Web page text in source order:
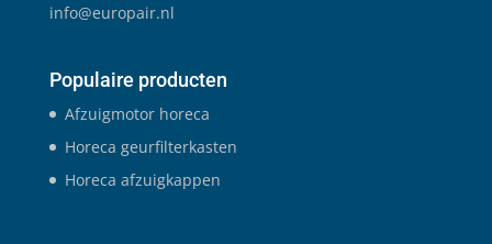
info@europair.nl
Populaire producten
Afzuigmotor horeca
Horeca geurfilterkasten
Horeca afzuigkappen